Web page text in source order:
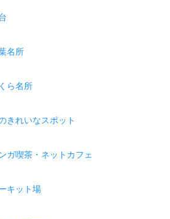
名所
ら名所
きれいなスポット
ガ喫茶・ネットカフェ
キット場